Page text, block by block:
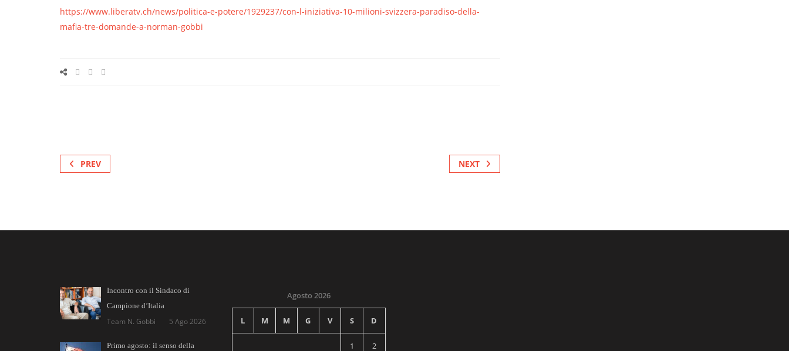
https://www.liberatv.ch/news/politica-e-potere/1929237/con-l-iniziativa-10-milioni-svizzera-paradiso-della-
mafia-tre-domande-a-norman-gobbi
PREV NEXT
Incontro con il Sindaco di
Campione d’Italia
Team N. Gobbi 5 Ago 2026
Primo agosto: il senso della
Agosto 2026
L M M G V S D
1 2